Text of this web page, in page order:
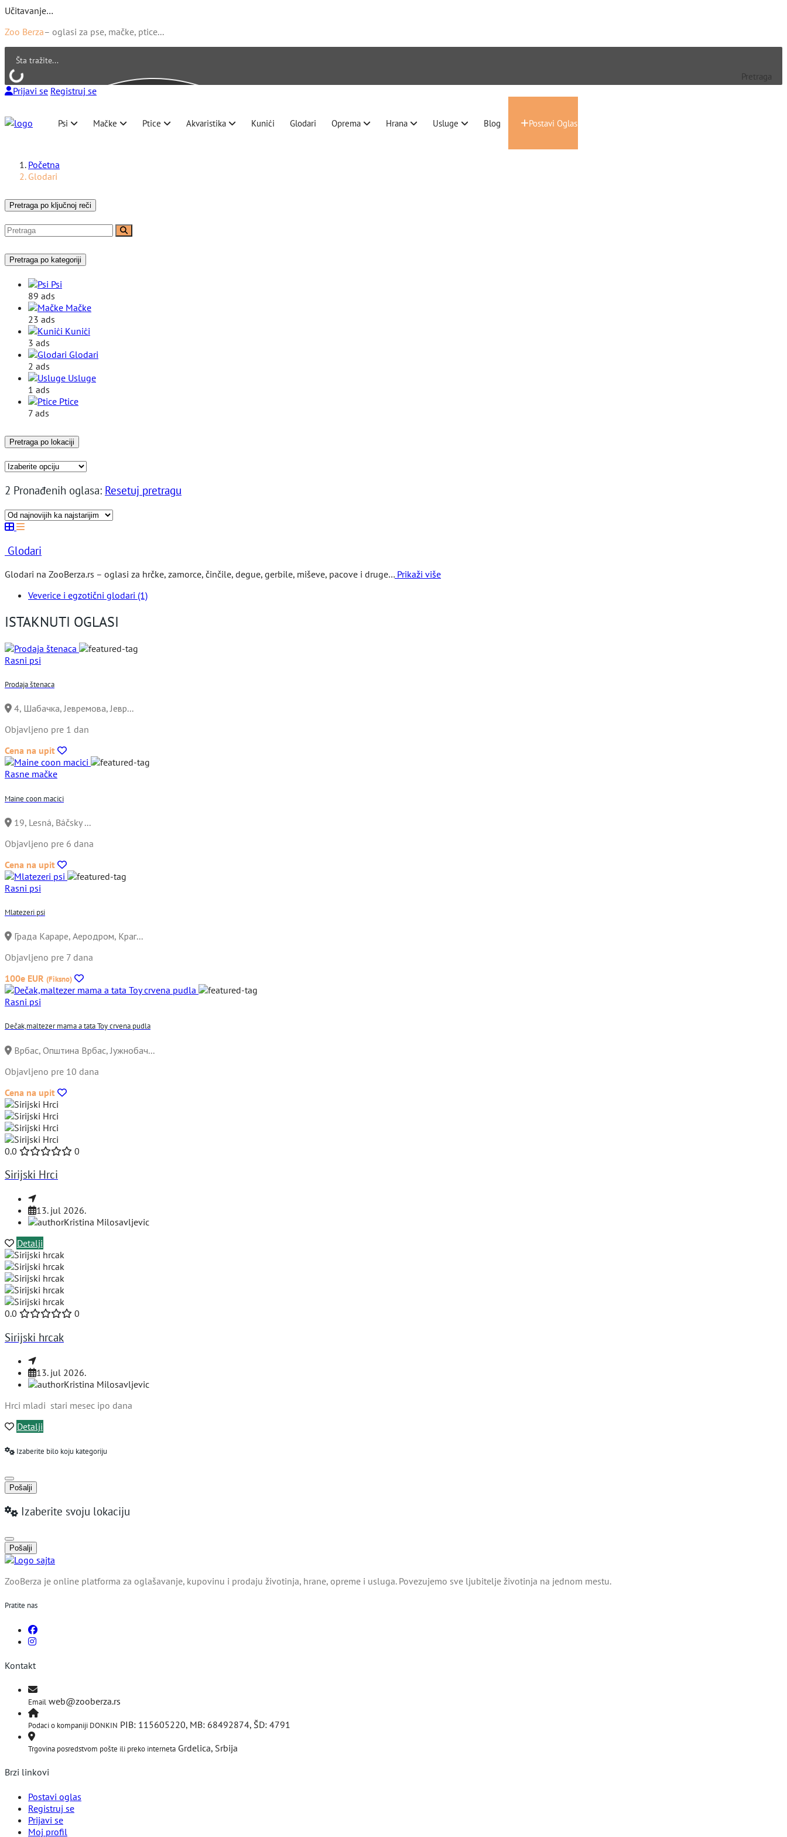
Učitavanje…
Zoo Berza– oglasi za pse, mačke, ptice...
Pretraga
Prijavi se Registruj se
Psi Mačke Ptice Akvaristika Kunići Glodari Oprema Hrana Usluge Blog Postavi Oglas
Početna
Glodari
Pretraga po ključnoj reči
Pretraga po kategoriji
Psi
89 ads
Mačke
23 ads
Kunići
3 ads
Glodari
2 ads
Usluge
1 ads
Ptice
7 ads
Pretraga po lokaciji
2 Pronađenih oglasa: Resetuj pretragu
Glodari
Glodari na ZooBerza.rs – oglasi za hrčke, zamorce, činčile, degue, gerbile, miševe, pacove i druge… Prikaži više
Veverice i egzotični glodari (1)
ISTAKNUTI OGLASI
Rasni psi
Prodaja štenaca
4, Шабачка, Јевремова, Јевр...
Objavljeno pre 1 dan
Cena na upit
Rasne mačke
Maine coon macici
19, Lesná, Báčsky ...
Objavljeno pre 6 dana
Cena na upit
Rasni psi
Mlatezeri psi
Града Караре, Аеродром, Краг...
Objavljeno pre 7 dana
100e EUR (Fiksno)
Rasni psi
Dečak,maltezer mama a tata Toy crvena pudla
Врбас, Општина Врбас, Јужнобач...
Objavljeno pre 10 dana
Cena na upit
0.0 0
Sirijski Hrci
13. jul 2026.
Kristina Milosavljevic
Detalji
0.0 0
Sirijski hrcak
13. jul 2026.
Kristina Milosavljevic
Hrci mladi stari mesec ipo dana
Detalji
Izaberite bilo koju kategoriju
Pošalji
Izaberite svoju lokaciju
Pošalji
ZooBerza je online platforma za oglašavanje, kupovinu i prodaju životinja, hrane, opreme i usluga. Povezujemo sve ljubitelje životinja na jednom mestu.
Pratite nas
Kontakt
Email web@zooberza.rs
Podaci o kompaniji DONKIN PIB: 115605220, MB: 68492874, ŠD: 4791
Trgovina posredstvom pošte ili preko interneta Grdelica, Srbija
Brzi linkovi
Postavi oglas
Registruj se
Prijavi se
Moj profil